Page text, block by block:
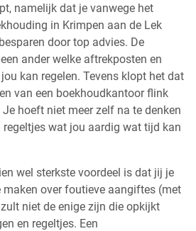
namelijk dat je vanwege het
in Krimpen aan de Lek
door top advies. De
ander welke aftrekposten en
kan regelen. Tevens klopt het dat
van een boekhoudkantoor flink
hoeft niet meer zelf na te denken
regeltjes wat jou aardig wat tijd kan
wel sterkste voordeel is dat jij je
maken over foutieve aangiftes (met
niet de enige zijn die opkijkt
en regeltjes. Een